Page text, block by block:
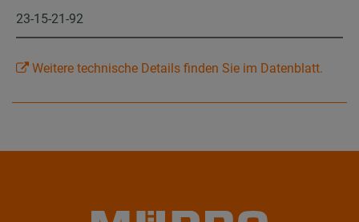
23-15-21-92
Weitere technische Details finden Sie im Datenblatt.